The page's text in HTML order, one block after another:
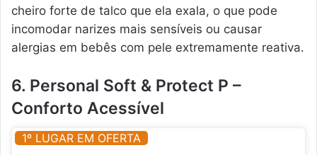
cheiro forte de talco que ela exala, o que pode
incomodar narizes mais sensíveis ou causar
alergias em bebês com pele extremamente reativa.
6. Personal Soft & Protect P –
Conforto Acessível
1º LUGAR EM OFERTA